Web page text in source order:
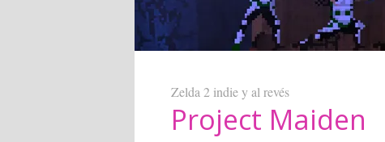
Zelda 2 indie y al revés
Project Maiden